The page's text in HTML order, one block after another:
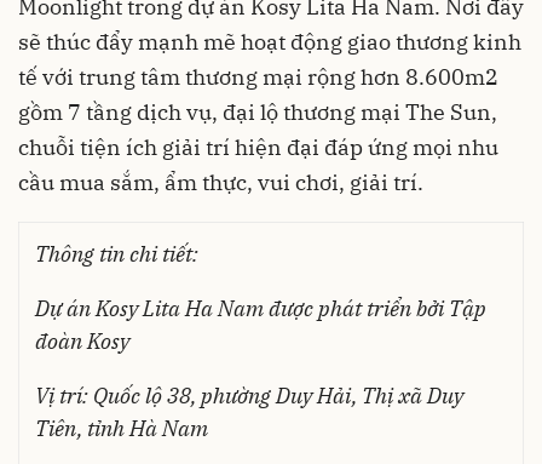
Moonlight trong dự án Kosy Lita Ha Nam. Nơi đây
sẽ thúc đẩy mạnh mẽ hoạt động giao thương kinh
tế với trung tâm thương mại rộng hơn 8.600m2
gồm 7 tầng dịch vụ, đại lộ thương mại The Sun,
chuỗi tiện ích giải trí hiện đại đáp ứng mọi nhu
cầu mua sắm, ẩm thực, vui chơi, giải trí.
Thông tin chi tiết:
Dự án Kosy Lita Ha Nam được phát triển bởi Tập
đoàn Kosy
Vị trí: Quốc lộ 38, phường Duy Hải, Thị xã Duy
Tiên, tỉnh Hà Nam